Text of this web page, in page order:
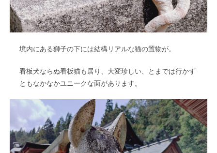
境内にある獅子の下には結構リアルな猫の置物が。
看板犬ならぬ看板猫も居り、大変珍しい、とまでは行かず
ともなかなかユニークな面があります。